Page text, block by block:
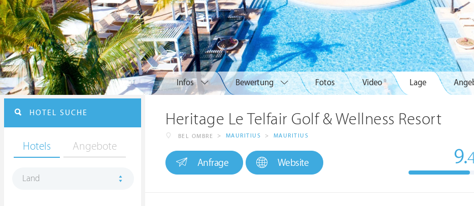
Infos Bewertung Fotos Video Lage
Heritage Le Telfair Golf & Wellness Resort
BEL OMBRE > MAURITIUS > MAURITIUS
Anfrage Website 9.
HOTEL SUCHE
Hotels Angebote
Land